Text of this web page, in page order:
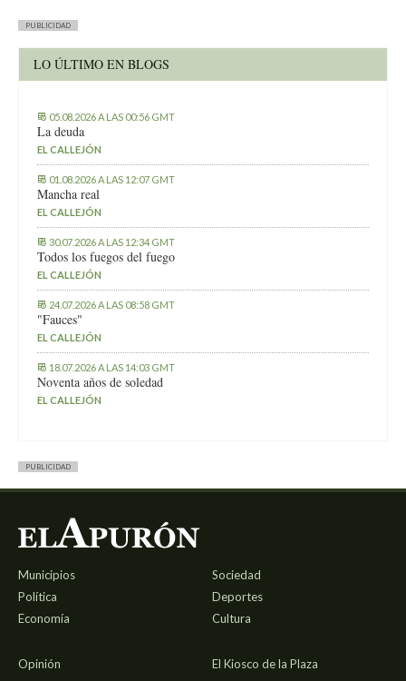
PUBLICIDAD
LO ÚLTIMO EN BLOGS
05.08.2026 A LAS 00:56 GMT
La deuda
EL CALLEJÓN
01.08.2026 A LAS 12:07 GMT
Mancha real
EL CALLEJÓN
30.07.2026 A LAS 12:34 GMT
Todos los fuegos del fuego
EL CALLEJÓN
24.07.2026 A LAS 08:58 GMT
"Fauces"
EL CALLEJÓN
18.07.2026 A LAS 14:03 GMT
Noventa años de soledad
EL CALLEJÓN
PUBLICIDAD
Municipios
Política
Economía
Sociedad
Deportes
Cultura
Opinión
El Kiosco de la Plaza